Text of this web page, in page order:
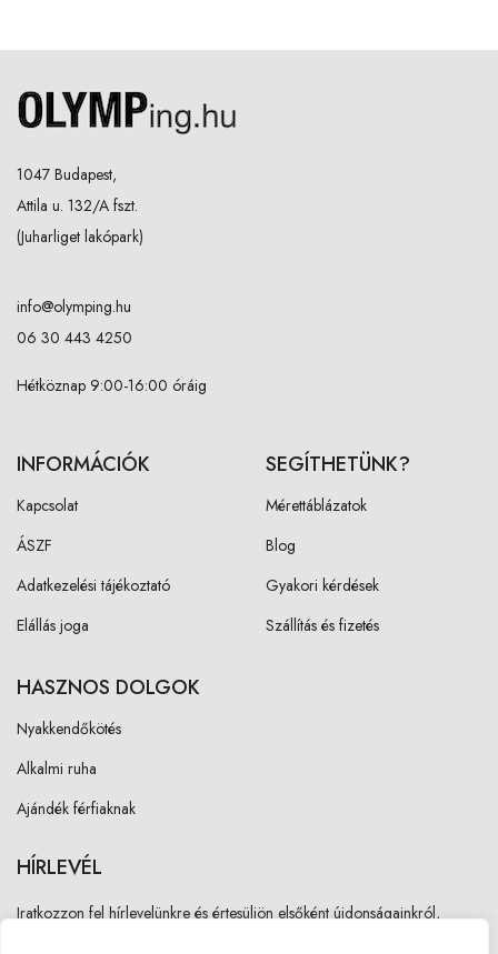
1047 Budapest,
Attila u. 132/A fszt.
(Juharliget lakópark)
info@olymping.hu
06 30 443 4250
Hétköznap 9:00-16:00 óráig
INFORMÁCIÓK
Kapcsolat
ÁSZF
Adatkezelési tájékoztató
Elállás joga
SEGÍTHETÜNK?
Mérettáblázatok
Blog
Gyakori kérdések
Szállítás és fizetés
HASZNOS DOLGOK
Nyakkendőkötés
Alkalmi ruha
Ajándék férfiaknak
HÍRLEVÉL
Iratkozzon fel hírlevelünkre és értesüljön elsőként újdonságainkról,